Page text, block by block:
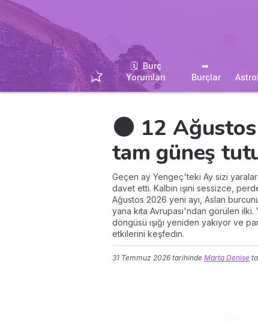
🗓 ️ Burç
Yorumları
➡ ️
Burçlar
🌑 12
tam güneş
Geçen ay Yengeç'teki Ay sizi
davet etti. Kalbin işini sessizce,
Ağustos 2026 yeni ayı, Aslan
yana kıta Avrupası'ndan görülen ilki.
döngüsü ışığı yeniden yakıyor ve
etkilerini keşfedin.
31 Temmuz 2026 tarihinde Marta Denise